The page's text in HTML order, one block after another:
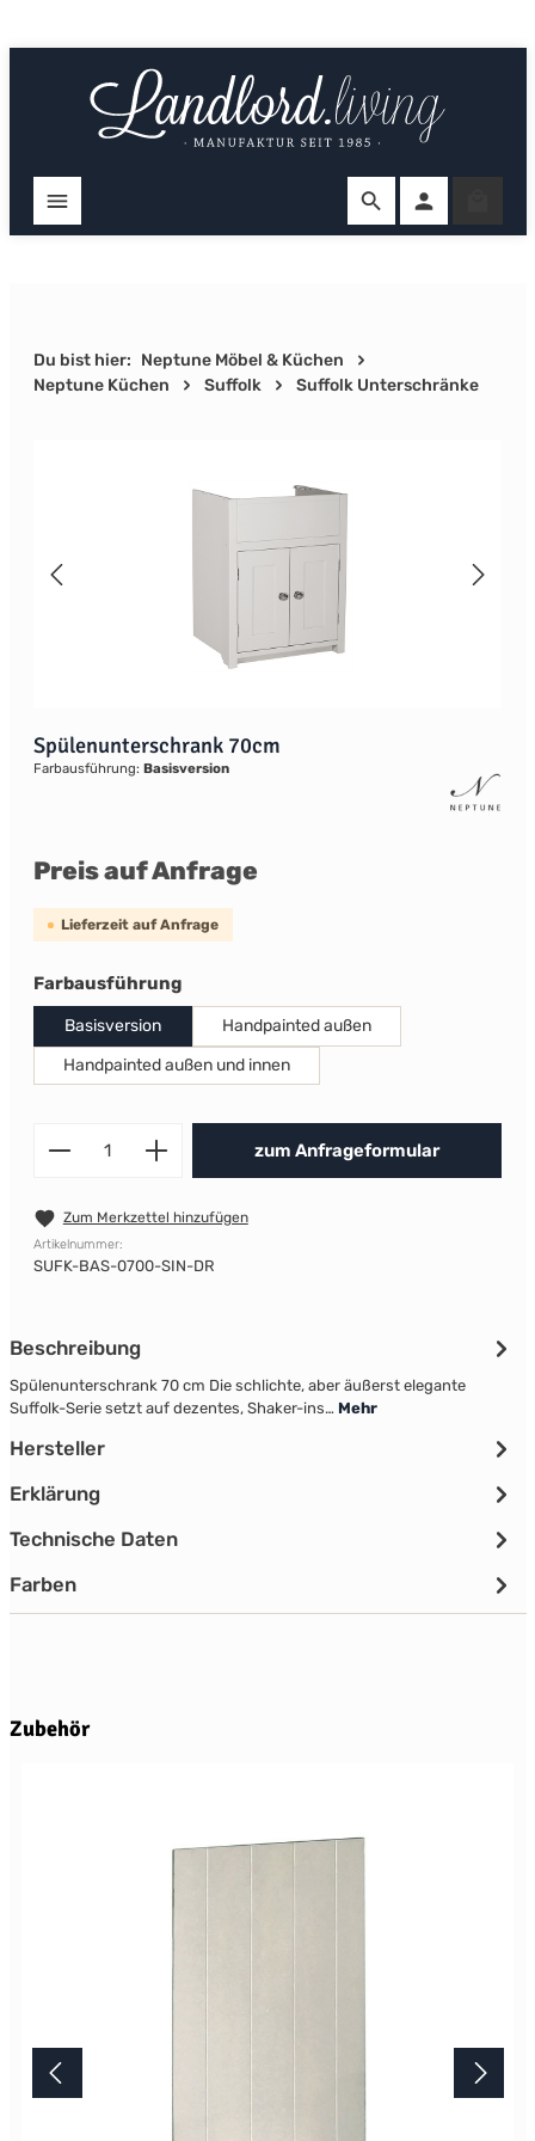
Du bist hier: Neptune Möbel & Küchen
Neptune Küchen
Suffolk Suffolk Unterschränke
Spülenunterschrank 70cm
Farbausführung: Basisversion
Preis auf Anfrage
Lieferzeit auf Anfrage
Farbausführungauswählen
Basisversion
Handpainted außen
Handpainted außen und innen
Produkt Anzahl: Gib den
zum Anfrageformular
Zum Merkzettel hinzufügen
Artikelnummer:
SUFK-BAS-0700-SIN-DR
Beschreibung
Spülenunterschrank 70 cm Die schlichte, aber äußerst elegante
Suffolk-Serie setzt auf dezentes, Shaker-ins… Mehr
Hersteller
Erklärung
Technische Daten
Farben
Produktgalerie überspringen
Zubehör